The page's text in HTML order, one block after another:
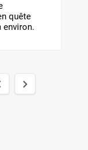
quête
environ.
